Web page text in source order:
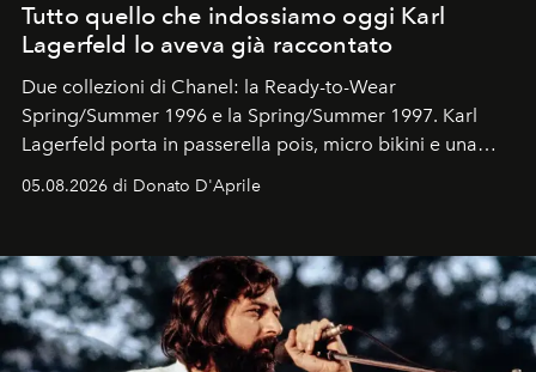
Tutto quello che indossiamo oggi Karl
Lagerfeld lo aveva già raccontato
Due collezioni di Chanel: la Ready-to-Wear
Spring/Summer 1996 e la Spring/Summer 1997. Karl
Lagerfeld porta in passerella pois, micro bikini e una
logomania pensata per la spiaggia
Kate, Claudia e Carla una dietro l'altra. Trent'anni dopo,
uno dei documenti più contemporanei che abbiamo.
05.08.2026 di Donato D'Aprile